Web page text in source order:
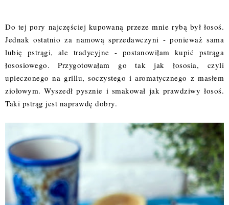
Do tej pory najczęściej kupowaną przeze mnie rybą był łosoś.
Jednak ostatnio za namową sprzedawczyni - ponieważ sama
lubię pstrągi, ale tradycyjne - postanowiłam kupić pstrąga
łososiowego. Przygotowałam go tak jak łososia, czyli
upieczonego na grillu, soczystego i aromatycznego z masłem
ziołowym. Wyszedł pysznie i smakował jak prawdziwy łosoś.
Taki pstrąg jest naprawdę dobry.